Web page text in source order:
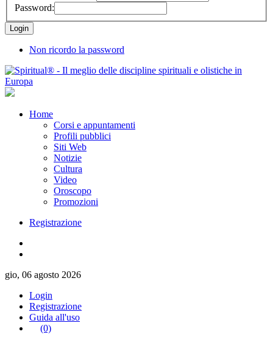
Password:
Non ricordo la password
Home
Corsi e appuntamenti
Profili pubblici
Siti Web
Notizie
Cultura
Video
Oroscopo
Promozioni
Registrazione
gio, 06 agosto 2026
Login
Registrazione
Guida all'uso
(0)